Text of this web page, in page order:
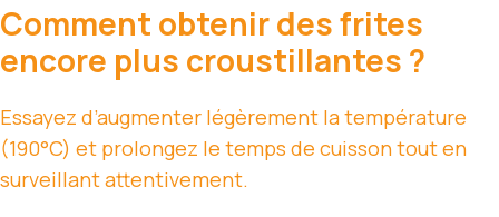
Comment obtenir des frites
encore plus croustillantes ?
Essayez d’augmenter légèrement la température
(190°C) et prolongez le temps de cuisson tout en
surveillant attentivement.